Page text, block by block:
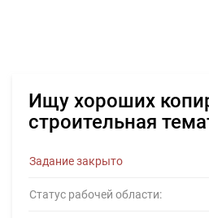
Ищу хороших
строительная
Задание закрыто
Статус рабочей области: